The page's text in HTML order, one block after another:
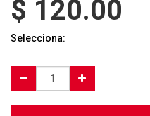
$ 120.00
Selecciona: